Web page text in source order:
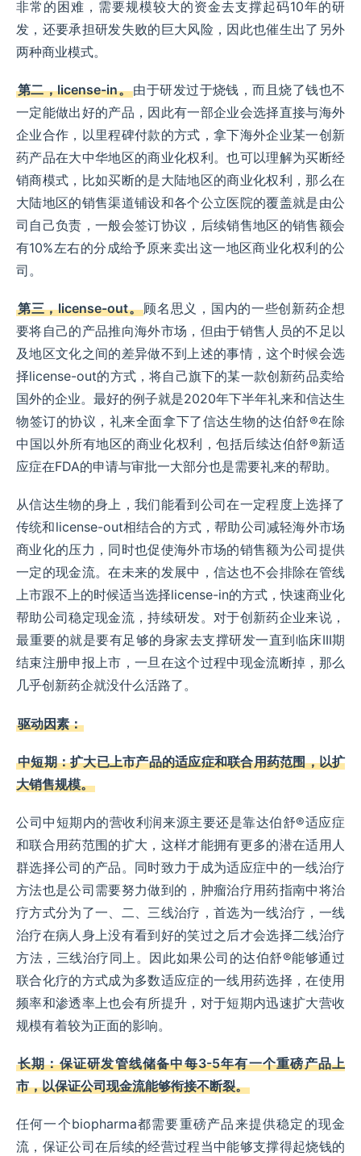
非常的困难，需要规模较大的资金去支撑起码10年的研
发，还要承担研发失败的巨大风险，因此也催生出了另外
两种商业模式。
第二，license-in。由于研发过于烧钱，而且烧了钱也不
一定能做出好的产品，因此有一部企业会选择直接与海外
企业合作，以里程碑付款的方式，拿下海外企业某一创新
药产品在大中华地区的商业化权利。也可以理解为买断经
销商模式，比如买断的是大陆地区的商业化权利，那么在
大陆地区的销售渠道铺设和各个公立医院的覆盖就是由公
司自己负责，一般会签订协议，后续销售地区的销售额会
有10%左右的分成给予原来卖出这一地区商业化权利的公
司。
第三，license-out。顾名思义，国内的一些创新药企想
要将自己的产品推向海外市场，但由于销售人员的不足以
及地区文化之间的差异做不到上述的事情，这个时候会选
择license-out的方式，将自己旗下的某一款创新药品卖给
国外的企业。最好的例子就是2020年下半年礼来和信达生
物签订的协议，礼来全面拿下了信达生物的达伯舒®在除
中国以外所有地区的商业化权利，包括后续达伯舒®新适
应症在FDA的申请与审批一大部分也是需要礼来的帮助。
从信达生物的身上，我们能看到公司在一定程度上选择了
传统和license-out相结合的方式，帮助公司减轻海外市场
商业化的压力，同时也促使海外市场的销售额为公司提供
一定的现金流。在未来的发展中，信达也不会排除在管线
上市跟不上的时候适当选择license-in的方式，快速商业化
帮助公司稳定现金流，持续研发。对于创新药企业来说，
最重要的就是要有足够的身家去支撑研发一直到临床III期
结束注册申报上市，一旦在这个过程中现金流断掉，那么
几乎创新药企就没什么活路了。
驱动因素：
中短期：扩大已上市产品的适应症和联合用药范围，以扩
大销售规模。
公司中短期内的营收利润来源主要还是靠达伯舒®适应症
和联合用药范围的扩大，这样才能拥有更多的潜在适用人
群选择公司的产品。同时致力于成为适应症中的一线治疗
方法也是公司需要努力做到的，肿瘤治疗用药指南中将治
疗方式分为了一、二、三线治疗，首选为一线治疗，一线
治疗在病人身上没有看到好的笑过之后才会选择二线治疗
方法，三线治疗同上。因此如果公司的达伯舒®能够通过
联合化疗的方式成为多数适应症的一线用药选择，在使用
频率和渗透率上也会有所提升，对于短期内迅速扩大营收
规模有着较为正面的影响。
长期：保证研发管线储备中每3-5年有一个重磅产品上
市，以保证公司现金流能够衔接不断裂。
任何一个biopharma都需要重磅产品来提供稳定的现金
流，保证公司在后续的经营过程当中能够支撑得起烧钱的